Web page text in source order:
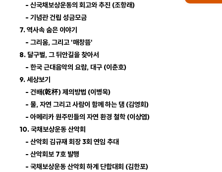
- 신국채보상운동의 회고와 추진 (조항래)
- 기념관 건립 성금모금
7. 역사속 숨은 이야기
- 그리움, 그리고 '매창뜸'
8. 달구벌, 그 뒤안길을 찾아서
- 한국 근대음악의 요람, 대구 (이춘호)
9. 세상보기
- 건배(乾杯) 제의방법 (이병욱)
- 물, 자연 그리고 사람이 함께 하는 댐 (김영회)
- 아메리카 원주민들의 자연 환경 철학 (이상엽)
10. 국채보상운동 산악회
- 산악회 김규재 회장 3회 연임 추대
- 산악회보 7호 발행
- 국채보상운동 산악회 하계 단합대회 (김한포)